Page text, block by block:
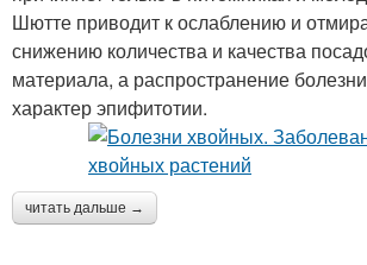
Шютте приводит к ослаблению и
снижению количества и качества
материала, а распространение
характер эпифитотии.
читать дальше →